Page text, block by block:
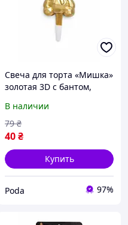
Свеча для торта «Мишка»
золотая 3D с бантом,
медвежонок, стильный
праздничный декор на
день рождения pod
В наличии
40₴
79 ₴
Купить
Poda 97%